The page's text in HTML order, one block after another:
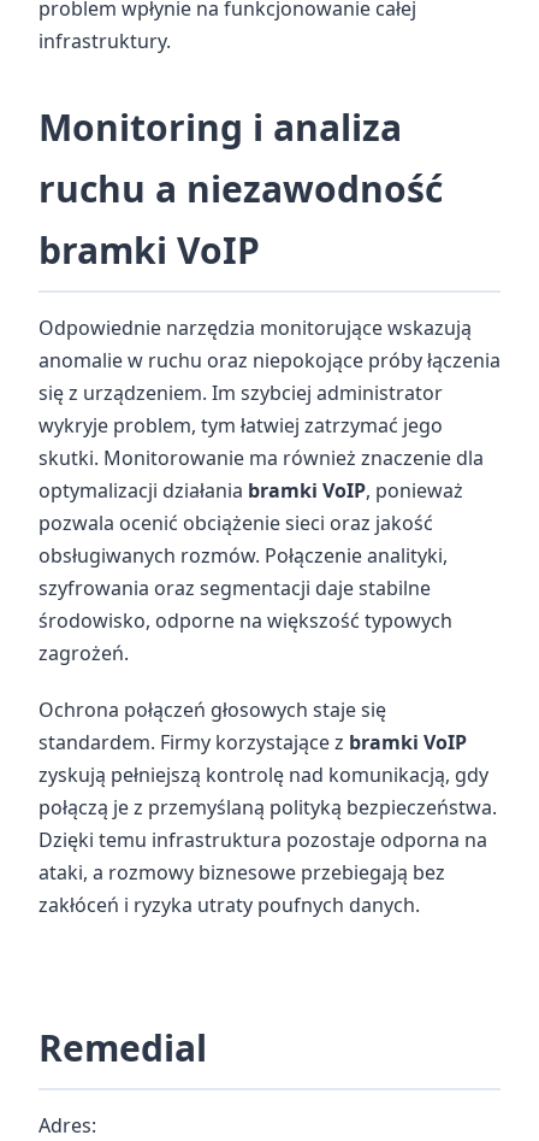
problem wpłynie na funkcjonowanie całej
infrastruktury.
Monitoring i analiza
ruchu a niezawodność
bramki VoIP
Odpowiednie narzędzia monitorujące wskazują
anomalie w ruchu oraz niepokojące próby łączenia
się z urządzeniem. Im szybciej administrator
wykryje problem, tym łatwiej zatrzymać jego
skutki. Monitorowanie ma również znaczenie dla
optymalizacji działania bramki VoIP, ponieważ
pozwala ocenić obciążenie sieci oraz jakość
obsługiwanych rozmów. Połączenie analityki,
szyfrowania oraz segmentacji daje stabilne
środowisko, odporne na większość typowych
zagrożeń.
Ochrona połączeń głosowych staje się
standardem. Firmy korzystające z bramki VoIP
zyskują pełniejszą kontrolę nad komunikacją, gdy
połączą je z przemyślaną polityką bezpieczeństwa.
Dzięki temu infrastruktura pozostaje odporna na
ataki, a rozmowy biznesowe przebiegają bez
zakłóceń i ryzyka utraty poufnych danych.
Remedial
Adres: